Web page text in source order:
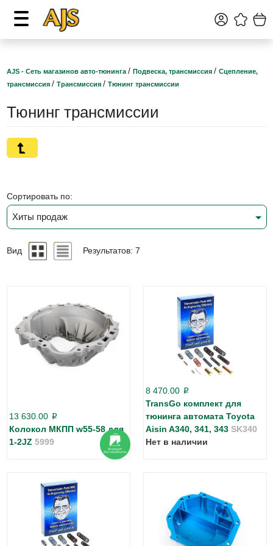
AJS - Сеть магазинов авто-тюнинга / Подвеска, трансмиссия / Сцепление,
трансмиссия / Трансмиссия / Тюнинг трансмиссии
Тюнинг трансмиссии
Сортировать по:
Хиты продаж
Вид Результатов: 7
13 630.00 p
Колокол МКПП w55-58 для
1-2JZ 5999
8 470.00 p
TransGo комплект для
тюнинга автомата Toyota
Aisin A340, 341, 343 SK340
Нет в наличии